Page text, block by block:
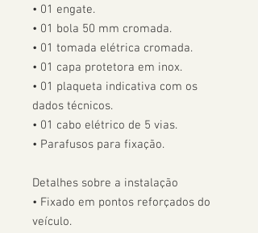
• 01 engate.
• 01 bola 50 mm cromada.
• 01 tomada elétrica cromada.
• 01 capa protetora em inox.
• 01 plaqueta indicativa com os
dados técnicos.
• 01 cabo elétrico de 5 vias.
• Parafusos para fixação.
Detalhes sobre a instalação
• Fixado em pontos reforçados do
veículo.